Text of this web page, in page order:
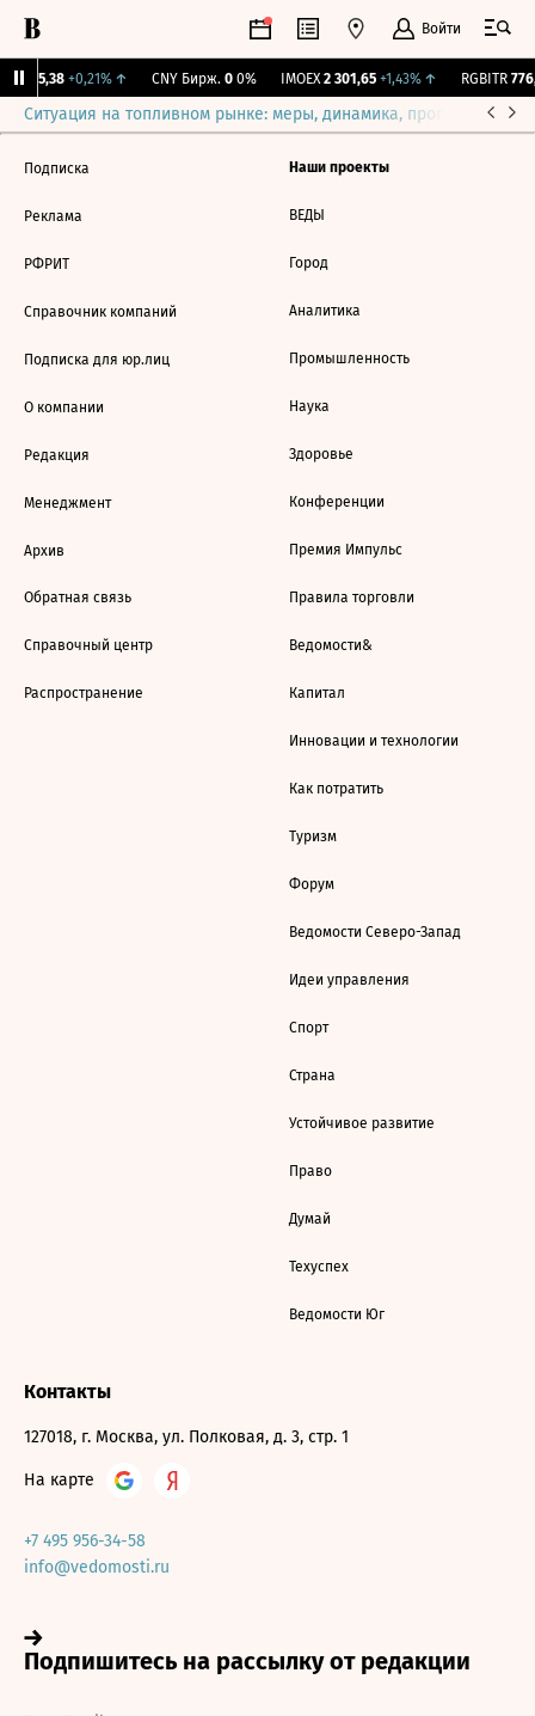
Войти
115,38 +0,21%↑ CNY Бирж. 0 0% IMOEX 2 301,65 +1,43%↑ RGBITR
Ситуация на топливном рынке: меры, динамика, прогнозы
Подписка
Реклама
РФРИТ
Справочник компаний
Подписка для юр.лиц
О компании
Редакция
Менеджмент
Архив
Обратная связь
Справочный центр
Распространение
Наши проекты
ВЕДЫ
Город
Аналитика
Промышленность
Наука
Здоровье
Конференции
Премия Импульс
Правила торговли
Ведомости&
Капитал
Инновации и технологии
Как потратить
Туризм
Форум
Ведомости Северо-Запад
Идеи управления
Спорт
Страна
Устойчивое развитие
Право
Думай
Техуспех
Ведомости Юг
Контакты
127018, г. Москва, ул. Полковая, д. 3, стр. 1
На карте
+7 495 956-34-58
info@vedomosti.ru